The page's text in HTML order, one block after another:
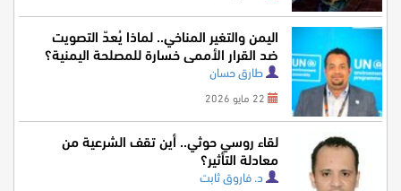
اليمن والتغير المناخي.. لماذا يُعدّ التصويت
ضد القرار الأممي خسارة للمصلحة اليمنية؟
طارق حسان
لقاء روسي حوثي.. أين تقف الشرعية من
معادلة التأثير؟
د. فاروق ثابت